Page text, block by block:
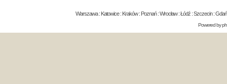
Warszawa : Katowice : Kraków : Poznań : Wrocław : Łódź : Szczecin :
Powered by